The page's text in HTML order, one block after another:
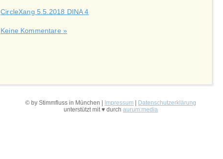
CircleXang 5.5.2018 DINA 4
Keine Kommentare »
© by Stimmfluss in München | Impressum
Datenschutzerklärung
unterstützt mit ♥ durchaurum:media